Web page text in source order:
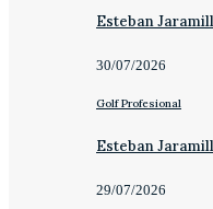
Esteban
30/07/2026
Golf Profesional
Esteban
29/07/2026